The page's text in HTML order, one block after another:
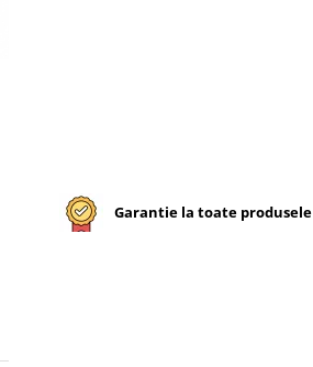
Garantie la toate produsele